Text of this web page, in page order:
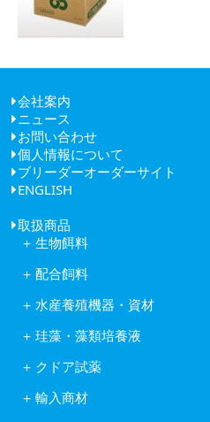
会社案内
ごあいさつ
経営理念
健康経営
会社概要
アクセス
ニュース
お問い合わせ
個人情報について
ブリーダーオーダーサイト
ENGLISH
取扱商品
生物餌料
ワムシ
アルテミア
コペポーダ
タマミジンコ休眠卵
配合飼料
株式会社ヒガシマル
フィード・ワン株式会社
林兼産業株式会社
日本農産工業株式会社
水産養殖機器・資材
岩崎紫外線殺菌システム
水産用酸素ガス発生装置
活魚移送用ポンプピンピンZ型
自動給餌機
珪藻・藻類培養液
藻類培養液KW21
含水ケイ酸ゲルカルチャー
Reed Mariculture社製品
クドア試薬
輸入商材